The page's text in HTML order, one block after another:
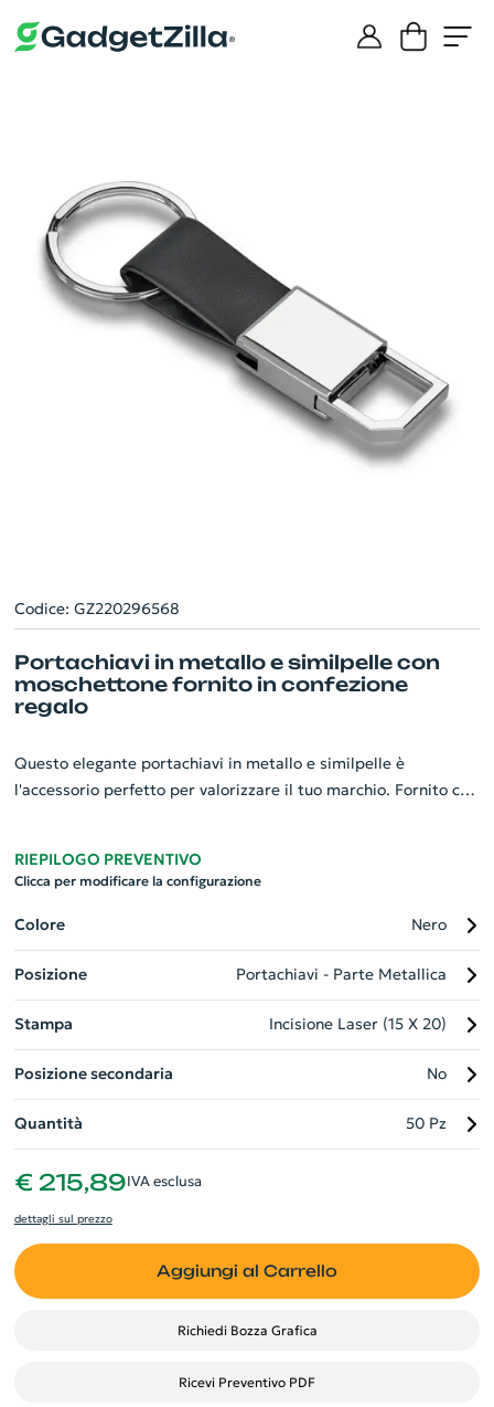
Codice: GZ220296568
Portachiavi in metallo e similpelle con
moschettone fornito in confezione
regalo
Questo elegante portachiavi in metallo e similpelle è
l'accessorio perfetto per valorizzare il tuo marchio. Fornito con
portachiavi, unito alla sua praticità, lo rende un gadget
pronta da consegnare. Scegli questo portachiavi come
omaggio per i tuoi clienti o dipendenti, sarà un regalo utile e
apprezzato.
RIEPILOGO PREVENTIVO
Clicca per modificare la configurazione
Colore Nero
Posizione Portachiavi - Parte Metallica
Stampa Incisione Laser (15 X 20)
Posizione secondaria No
Quantità 50 Pz
€ 215,89IVA esclusa
dettagli sul prezzo
Aggiungi al Carrello
Richiedi Bozza Grafica
Ricevi Preventivo PDF